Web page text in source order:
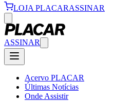
LOJA PLACARASSINAR
ASSINAR
Acervo PLACAR
Últimas Notícias
Onde Assistir